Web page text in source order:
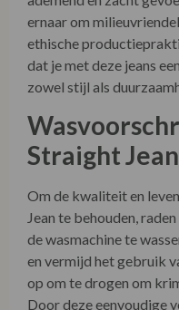
Straight
Om de kwaliteit en
de wasmachine te
en vermijd het gebruik
op om te drogen om
Door deze eenvoudige
blijft je jeans er langer
hun pasvorm en kleur.
Over White